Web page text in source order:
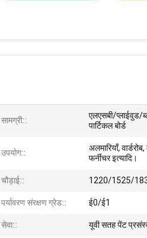
सामग्री::
एलएसबी/प्लाईवुड/
पार्टिकल बोर्ड
उपयोग::
अलमारियाँ,
फर्नीचर इत्यादि।
चौड़ाई:: 1220/1525/
पर्यावरण संरक्षण ग्रेड:: ई0/ई1
सेवा:: यूवी सतह पेंट